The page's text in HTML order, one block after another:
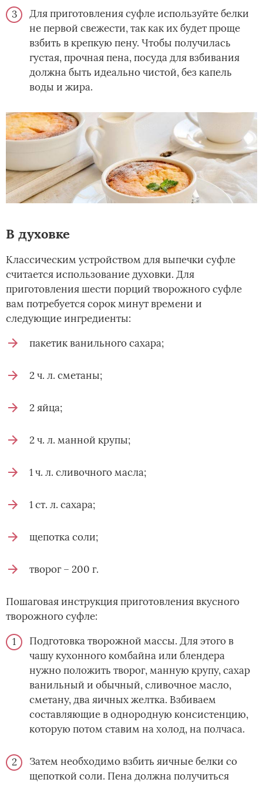
Для приготовления суфле используйте белки
не первой свежести, так как их будет проще
взбить в крепкую пену. Чтобы получилась
густая, прочная пена, посуда для взбивания
должна быть идеально чистой, без капель
воды и жира.
В духовке
Классическим устройством для выпечки суфле
считается использование духовки. Для
приготовления шести порций творожного суфле
вам потребуется сорок минут времени и
следующие ингредиенты:
пакетик ванильного сахара;
2 ч. л. сметаны;
2 яйца;
2 ч. л. манной крупы;
1 ч. л. сливочного масла;
1 ст. л. сахара;
щепотка соли;
творог – 200 г.
Пошаговая инструкция приготовления вкусного
творожного суфле:
Подготовка творожной массы. Для этого в
чашу кухонного комбайна или блендера
нужно положить творог, манную крупу, сахар
ванильный и обычный, сливочное масло,
сметану, два яичных желтка. Взбиваем
составляющие в однородную консистенцию,
которую потом ставим на холод, на полчаса.
Затем необходимо взбить яичные белки со
щепоткой соли. Пена должна получиться